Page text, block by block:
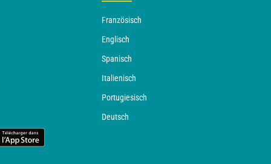
Französisch
Englisch
Spanisch
Italienisch
Portugiesisch
Deutsch